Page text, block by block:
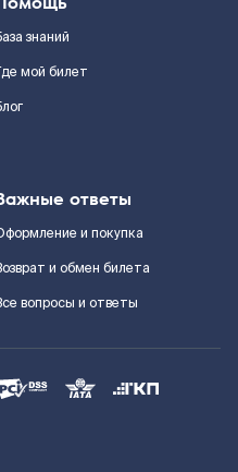
знаний
мой билет
ответы
и покупка
и обмен билета
вопросы и ответы